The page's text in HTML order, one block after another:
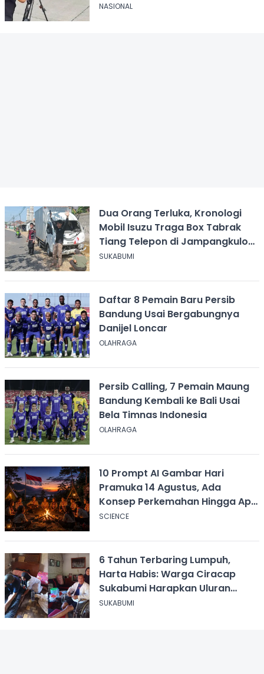
NASIONAL
Dua Orang Terluka, Kronologi
Mobil Isuzu Traga Box Tabrak
Tiang Telepon di Jampangkulon
Sukabumi
SUKABUMI
Daftar 8 Pemain Baru Persib
Bandung Usai Bergabungnya
Danijel Loncar
OLAHRAGA
Persib Calling, 7 Pemain Maung
Bandung Kembali ke Bali Usai
Bela Timnas Indonesia
OLAHRAGA
10 Prompt AI Gambar Hari
Pramuka 14 Agustus, Ada
Konsep Perkemahan Hingga Api
Unggun
SCIENCE
6 Tahun Terbaring Lumpuh,
Harta Habis: Warga Ciracap
Sukabumi Harapkan Uluran
Tangan KDM
SUKABUMI